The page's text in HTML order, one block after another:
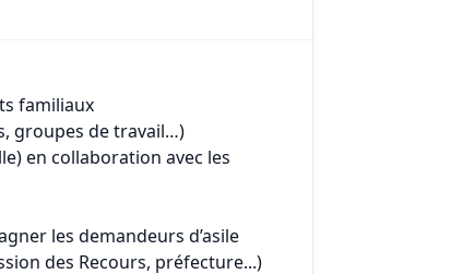
familiaux
groupes de travail…)
en collaboration avec les
les demandeurs d’asile
des Recours, préfecture...)